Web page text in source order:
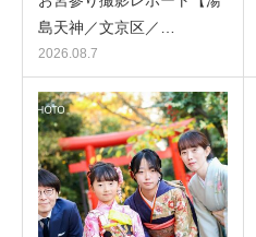
島天神／文京区／…
2026.08.7